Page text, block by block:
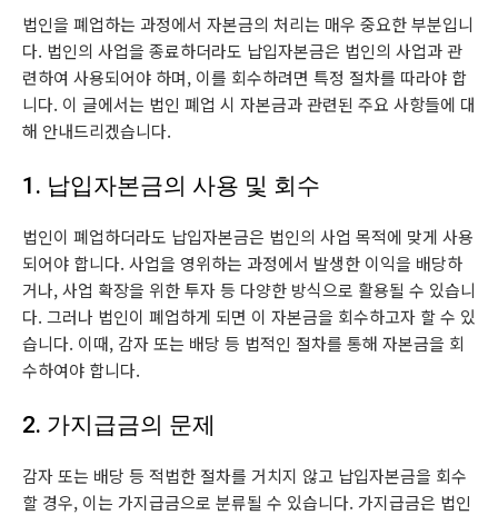
법인을 폐업하는 과정에서 자본금의 처리는 매우 중요한 부분입니
다. 법인의 사업을 종료하더라도 납입자본금은 법인의 사업과 관
련하여 사용되어야 하며, 이를 회수하려면 특정 절차를 따라야 합
니다. 이 글에서는 법인 폐업 시 자본금과 관련된 주요 사항들에 대
해 안내드리겠습니다.
1. 납입자본금의 사용 및 회수
법인이 폐업하더라도 납입자본금은 법인의 사업 목적에 맞게 사용
되어야 합니다. 사업을 영위하는 과정에서 발생한 이익을 배당하
거나, 사업 확장을 위한 투자 등 다양한 방식으로 활용될 수 있습니
다. 그러나 법인이 폐업하게 되면 이 자본금을 회수하고자 할 수 있
습니다. 이때, 감자 또는 배당 등 법적인 절차를 통해 자본금을 회
수하여야 합니다.
2. 가지급금의 문제
감자 또는 배당 등 적법한 절차를 거치지 않고 납입자본금을 회수
할 경우, 이는 가지급금으로 분류될 수 있습니다. 가지급금은 법인